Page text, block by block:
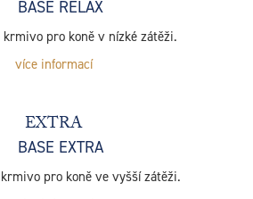
krmivo pro koně v nízké zátěži.
více informací
EXTRA
pro koně ve vyšší zátěži.